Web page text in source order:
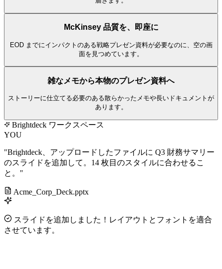
McKinsey 品質を、即座に
EOD までにインパクトのある戦略プレゼン資料が必要なのに、空の画
面を見つめています。
雑なメモから本物のプレゼン資料へ
ストーリーに仕立てる必要のある散らかったメモや長いドキュメントが
あります。
Brightdeck ワークスペース
YOU
"Brightdeck、アップロードしたファイルに Q3 財務サマリー
のスライドを追加して。14 枚目のスタイルに合わせるこ
と。"
Acme_Corp_Deck.pptx
スライドを追加しました！レイアウトとフォントを適合
させています。